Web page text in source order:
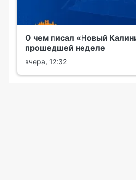
О чем писал «Новый
прошедшей неделе
вчера, 12:32